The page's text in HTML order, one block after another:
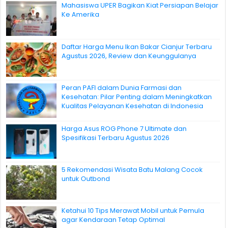
Mahasiswa UPER Bagikan Kiat Persiapan Belajar
Ke Amerika
Daftar Harga Menu Ikan Bakar Cianjur Terbaru
Agustus 2026, Review dan Keunggulanya
Peran PAFI dalam Dunia Farmasi dan
Kesehatan: Pilar Penting dalam Meningkatkan
Kualitas Pelayanan Kesehatan di Indonesia
Harga Asus ROG Phone 7 Ultimate dan
Spesifikasi Terbaru Agustus 2026
5 Rekomendasi Wisata Batu Malang Cocok
untuk Outbond
Ketahui 10 Tips Merawat Mobil untuk Pemula
agar Kendaraan Tetap Optimal